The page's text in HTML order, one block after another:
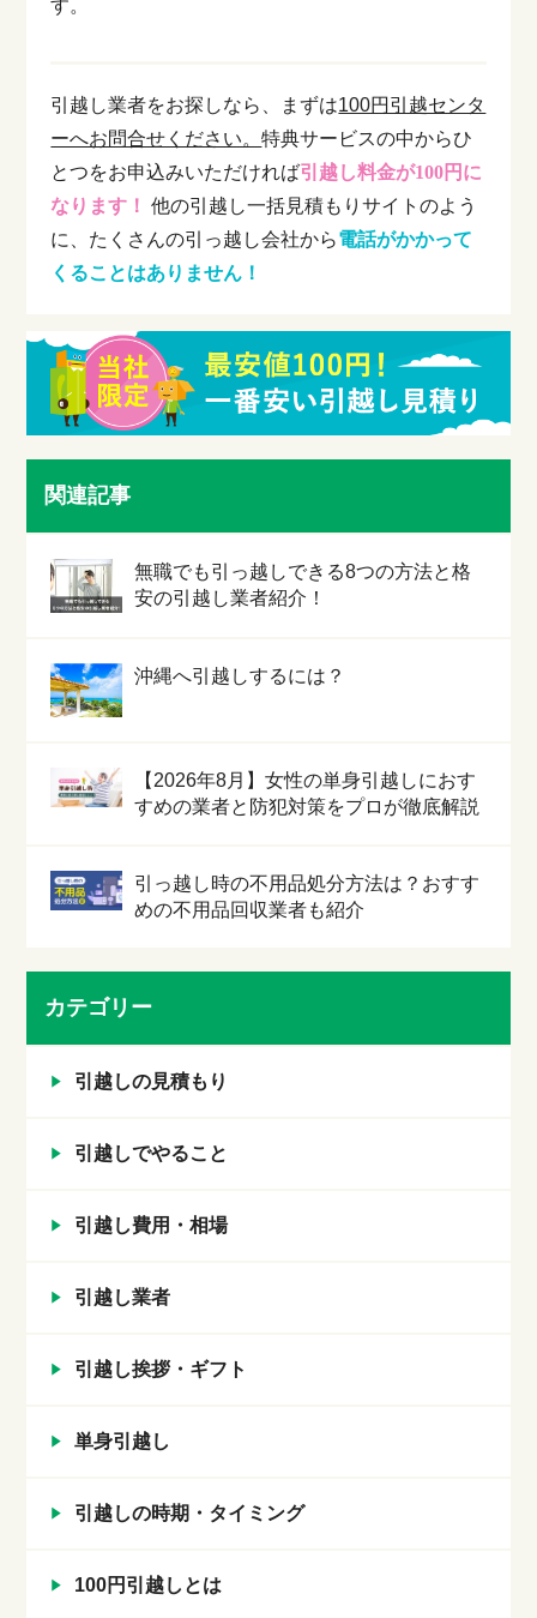
す。
引越し業者をお探しなら、まずは100円引越センタ
ーへお問合せください。特典サービスの中からひ
とつをお申込みいただければ引越し料金が100円に
なります！ 他の引越し一括見積もりサイトのよう
に、たくさんの引っ越し会社から電話がかかって
くることはありません！
関連記事
無職でも引っ越しできる8つの方法と格
安の引越し業者紹介！
沖縄へ引越しするには？
【2026年8月】女性の単身引越しにおす
すめの業者と防犯対策をプロが徹底解説
引っ越し時の不用品処分方法は？おすす
めの不用品回収業者も紹介
カテゴリー
引越しの見積もり
引越しでやること
引越し費用・相場
引越し業者
引越し挨拶・ギフト
単身引越し
引越しの時期・タイミング
100円引越しとは